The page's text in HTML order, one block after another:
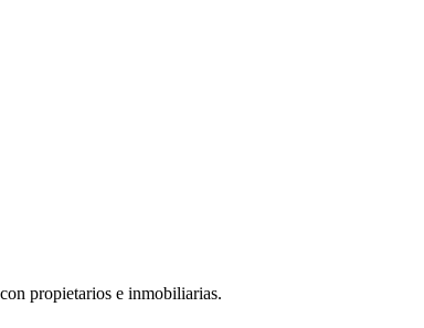
propietarios e inmobiliarias.